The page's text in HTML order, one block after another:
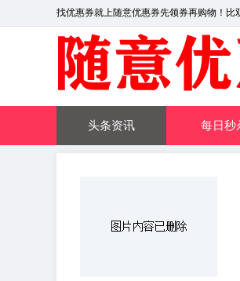
找优惠券就上随意优惠券先领券再购物！比
头条资讯 每日秒